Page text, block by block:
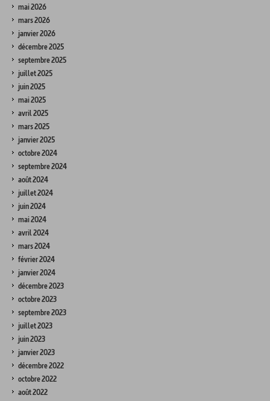
mai 2026
mars 2026
janvier 2026
décembre 2025
septembre 2025
juillet 2025
juin 2025
mai 2025
avril 2025
mars 2025
janvier 2025
octobre 2024
septembre 2024
août 2024
juillet 2024
juin 2024
mai 2024
avril 2024
mars 2024
février 2024
janvier 2024
décembre 2023
octobre 2023
septembre 2023
juillet 2023
juin 2023
janvier 2023
décembre 2022
octobre 2022
août 2022